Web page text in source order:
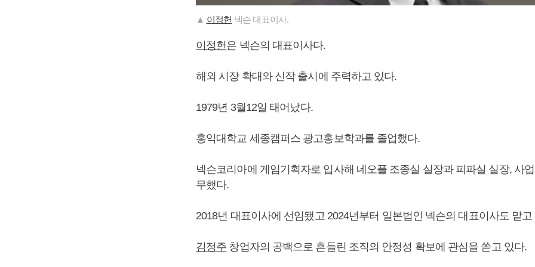
▲ 이정헌 넥슨 대표이사.
이정헌은 넥슨의 대표이사다.
해외 시장 확대와 신작 출시에 주력하고 있다.
1979년 3월12일 태어났다.
홍익대학교 세종캠퍼스 광고홍보학과를 졸업했다.
넥슨코리아에 게임기획자로 입사해 네오플 조종실 실장과 피파실 실장, 사
무했다.
2018년 대표이사에 선임됐고 2024년부터 일본법인 넥슨의 대표이사도 맡고
김정주 창업자의 공백으로 흔들린 조직의 안정성 확보에 관심을 쏟고 있다.